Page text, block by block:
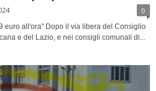
0
euro all'ora" Dopo il via libera del Consiglio
e del Lazio, e nei consigli comunali di...